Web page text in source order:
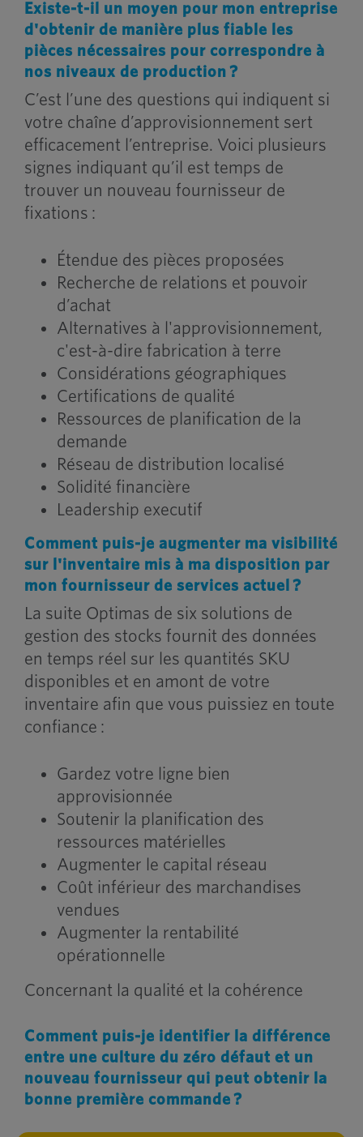
Existe-t-il un moyen pour mon entreprise
d'obtenir de manière plus fiable les
pièces nécessaires pour correspondre à
nos niveaux de production ?
C’est l’une des questions qui indiquent si
votre chaîne d’approvisionnement sert
efficacement l’entreprise. Voici plusieurs
signes indiquant qu’il est temps de
trouver un nouveau fournisseur de
fixations :
Étendue des pièces proposées
Recherche de relations et pouvoir
d’achat
Alternatives à l'approvisionnement,
c'est-à-dire fabrication à terre
Considérations géographiques
Certifications de qualité
Ressources de planification de la
demande
Réseau de distribution localisé
Solidité financière
Leadership executif
Comment puis-je augmenter ma visibilité
sur l'inventaire mis à ma disposition par
mon fournisseur de services actuel ?
La suite Optimas de six solutions de
gestion des stocks fournit des données
en temps réel sur les quantités SKU
disponibles et en amont de votre
inventaire afin que vous puissiez en toute
confiance :
Gardez votre ligne bien
approvisionnée
Soutenir la planification des
ressources matérielles
Augmenter le capital réseau
Coût inférieur des marchandises
vendues
Augmenter la rentabilité
opérationnelle
Concernant la qualité et la cohérence
Comment puis-je identifier la différence
entre une culture du zéro défaut et un
nouveau fournisseur qui peut obtenir la
bonne première commande ?